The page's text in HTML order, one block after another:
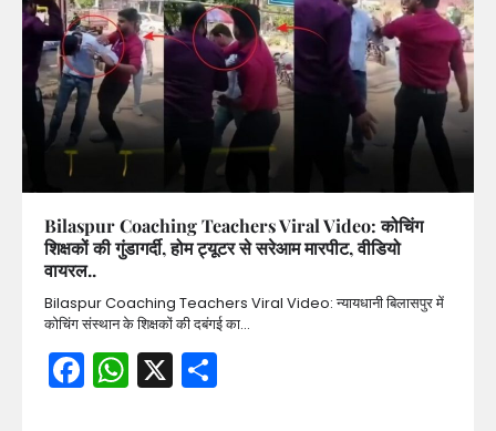
Bilaspur Coaching Teachers Viral Video: कोचिंग
शिक्षकों की गुंडागर्दी, होम ट्यूटर से सरेआम मारपीट, वीडियो
वायरल..
Bilaspur Coaching Teachers Viral Video: न्यायधानी बिलासपुर में
कोचिंग संस्थान के शिक्षकों की दबंगई का…
Facebook
WhatsApp
X